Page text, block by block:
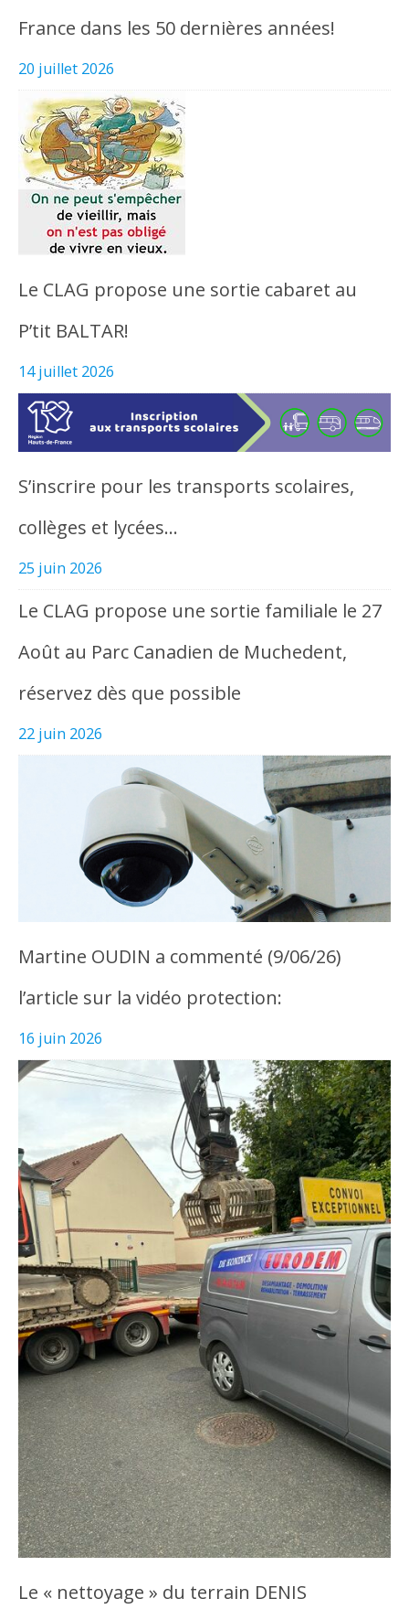
France dans les 50 dernières années!
20 juillet 2026
Le CLAG propose une sortie cabaret au
P’tit BALTAR!
14 juillet 2026
S’inscrire pour les transports scolaires,
collèges et lycées…
25 juin 2026
Le CLAG propose une sortie familiale le 27
Août au Parc Canadien de Muchedent,
réservez dès que possible
22 juin 2026
Martine OUDIN a commenté (9/06/26)
l’article sur la vidéo protection:
16 juin 2026
Le « nettoyage » du terrain DENIS